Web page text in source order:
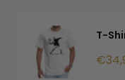
T-
Prix
réduit